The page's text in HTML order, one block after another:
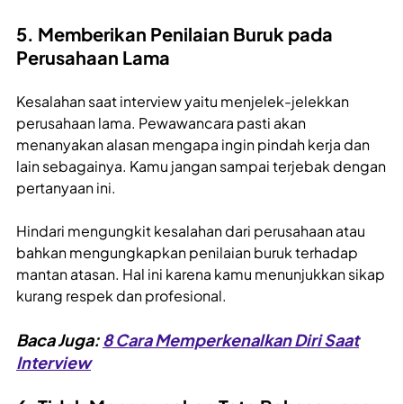
5. Memberikan Penilaian Buruk pada
Perusahaan Lama
Kesalahan saat interview yaitu menjelek-jelekkan
perusahaan lama. Pewawancara pasti akan
menanyakan alasan mengapa ingin pindah kerja dan
lain sebagainya. Kamu jangan sampai terjebak dengan
pertanyaan ini.
Hindari mengungkit kesalahan dari perusahaan atau
bahkan mengungkapkan penilaian buruk terhadap
mantan atasan. Hal ini karena kamu menunjukkan sikap
kurang respek dan profesional.
Baca Juga:8 Cara Memperkenalkan Diri Saat
Interview